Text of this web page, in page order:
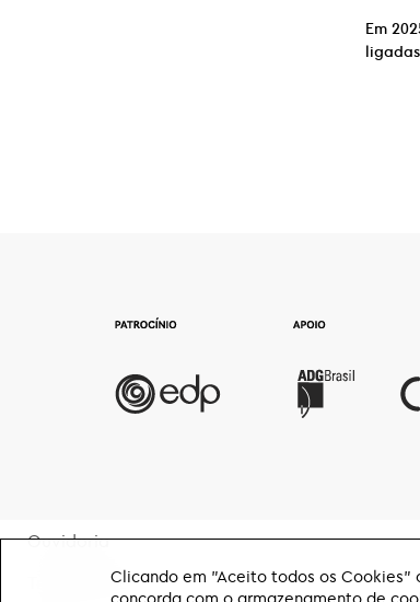
Em
Ouvidoria
TransparênciaClicando em "Aceito todos os Cookies"